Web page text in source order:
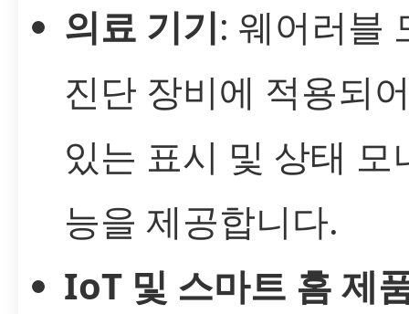
의료 기기: 웨어러블
진단 장비에 적용되
있는 표시 및 상태 모
능을 제공합니다.
IoT 및 스마트 홈 제